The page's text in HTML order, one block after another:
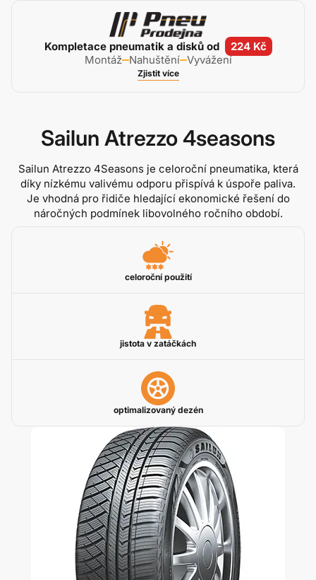
Kompletace pneumatik a disků od
224 Kč
Montáž Nahuštění Vyvážení
Zjistit více
Sailun Atrezzo 4seasons
Sailun Atrezzo 4Seasons je celoroční pneumatika, která
díky nízkému valivému odporu přispívá k úspoře paliva.
Je vhodná pro řidiče hledající ekonomické řešení do
náročných podmínek libovolného ročního období.
celoroční použití
jistota v zatáčkách
optimalizovaný dezén